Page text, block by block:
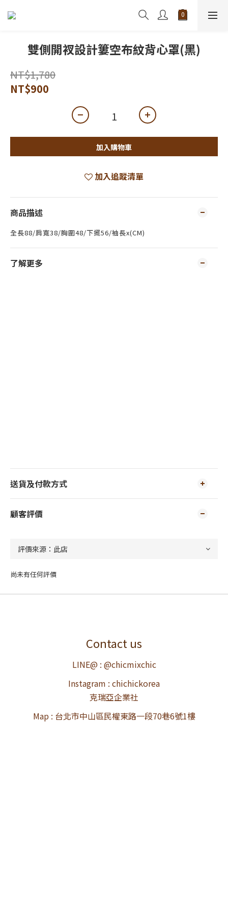
雙側開衩設計簍空布紋背心罩(黑)
NT$1,780
NT$900
加入購物車
加入追蹤清單
商品描述
全長88/肩寬38/胸圍48/下擺56/袖長x(CM)
了解更多
送貨及付款方式
顧客評價
尚未有任何評價
Contact us
LINE@ : @chicmixchic
Instagram : chichickorea
克瑞亞企業社
Map : 台北市中山區民權東路一段70巷6號1樓